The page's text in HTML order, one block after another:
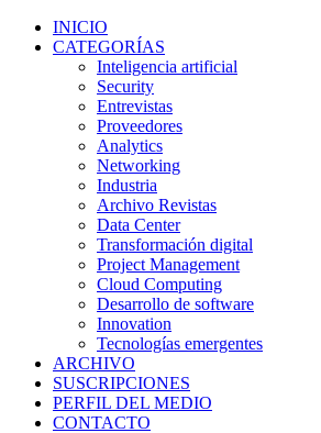
INICIO
CATEGORÍAS
Inteligencia artificial
Security
Entrevistas
Proveedores
Analytics
Networking
Industria
Archivo Revistas
Data Center
Transformación digital
Project Management
Cloud Computing
Desarrollo de software
Innovation
Tecnologías emergentes
ARCHIVO
SUSCRIPCIONES
PERFIL DEL MEDIO
CONTACTO